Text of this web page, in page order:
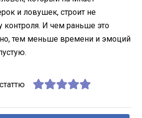
и ловушек, строит не
контроля. И чем раньше это
тем меньше времени и эмоций